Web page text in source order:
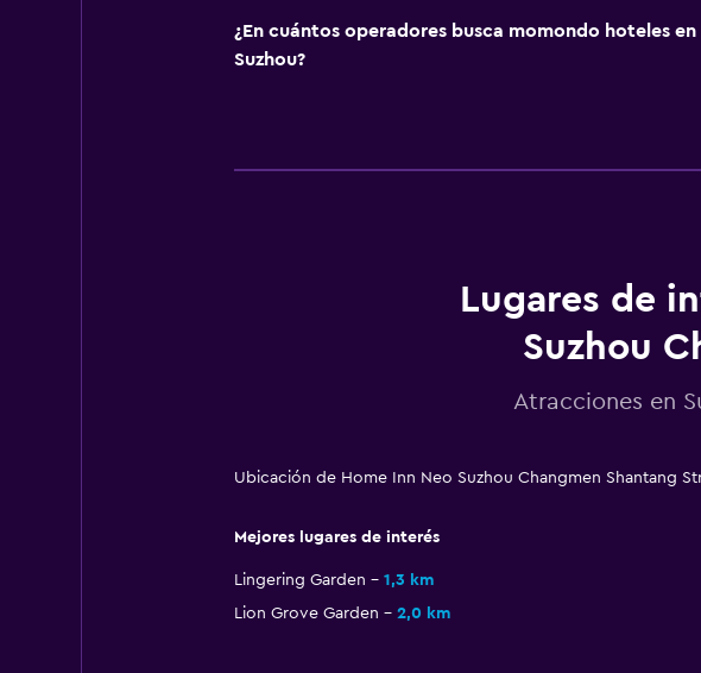
¿En cuántos operadores busca momondo hoteles en
Suzhou?
Lugares de
Suzhou
Atracciones en
Ubicación de Home Inn Neo Suzhou Changmen Shantang
Mejores lugares de interés
Lingering Garden 1,3 km
Lion Grove Garden
2,0 km